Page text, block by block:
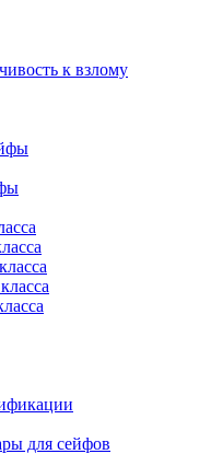
к взлому
для сейфов